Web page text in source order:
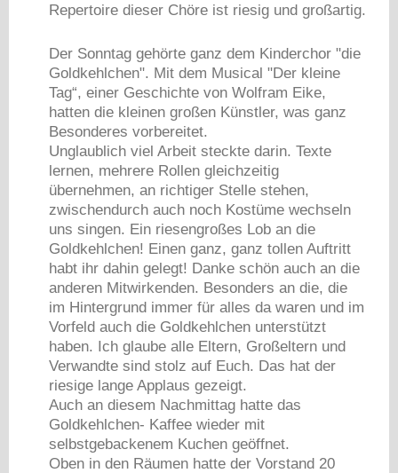
Repertoire dieser Chöre ist riesig und großartig.
Der Sonntag gehörte ganz dem Kinderchor "die
Goldkehlchen". Mit dem Musical "Der kleine
Tag“, einer Geschichte von Wolfram Eike,
hatten die kleinen großen Künstler, was ganz
Besonderes vorbereitet.
Unglaublich viel Arbeit steckte darin. Texte
lernen, mehrere Rollen gleichzeitig
übernehmen, an richtiger Stelle stehen,
zwischendurch auch noch Kostüme wechseln
uns singen. Ein riesengroßes Lob an die
Goldkehlchen! Einen ganz, ganz tollen Auftritt
habt ihr dahin gelegt! Danke schön auch an die
anderen Mitwirkenden. Besonders an die, die
im Hintergrund immer für alles da waren und im
Vorfeld auch die Goldkehlchen unterstützt
haben. Ich glaube alle Eltern, Großeltern und
Verwandte sind stolz auf Euch. Das hat der
riesige lange Applaus gezeigt.
Auch an diesem Nachmittag hatte das
Goldkehlchen- Kaffee wieder mit
selbstgebackenem Kuchen geöffnet.
Oben in den Räumen hatte der Vorstand 20